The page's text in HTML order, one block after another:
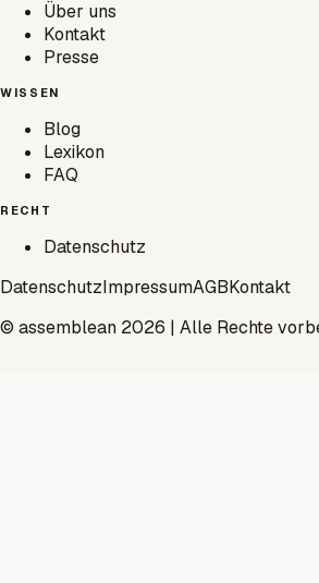
Über uns
Kontakt
Presse
WISSEN
Blog
Lexikon
FAQ
RECHT
Datenschutz
DatenschutzImpressumAGBKontakt
© assemblean 2026 | Alle Rechte